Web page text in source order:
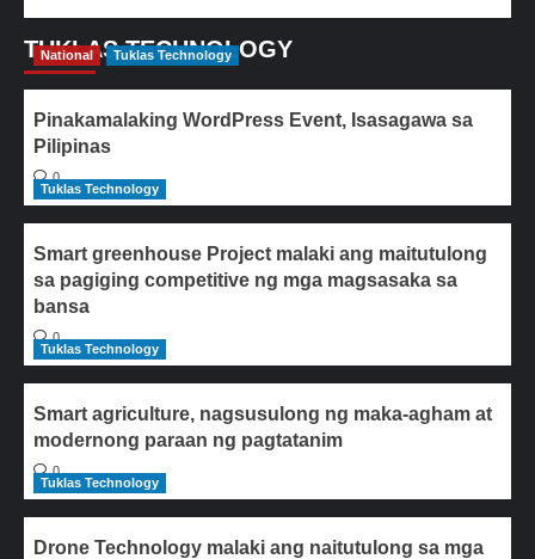
TUKLAS TECHNOLOGY
National Tuklas Technology
Pinakamalaking WordPress Event, Isasagawa sa
Pilipinas
0
Tuklas Technology
Smart greenhouse Project malaki ang maitutulong
sa pagiging competitive ng mga magsasaka sa
bansa
0
Tuklas Technology
Smart agriculture, nagsusulong ng maka-agham at
modernong paraan ng pagtatanim
0
Tuklas Technology
Drone Technology malaki ang naitutulong sa mga